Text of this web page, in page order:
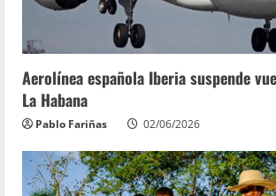
Aerolínea española Iberia suspende
La Habana
Pablo Fariñas 02/06/2026